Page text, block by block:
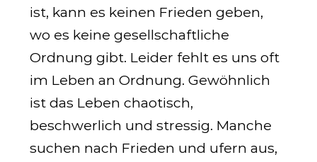
ist, kann es keinen Frieden geben,
wo es keine gesellschaftliche
Ordnung gibt. Leider fehlt es uns oft
im Leben an Ordnung. Gewöhnlich
ist das Leben chaotisch,
beschwerlich und stressig. Manche
suchen nach Frieden und ufern aus,